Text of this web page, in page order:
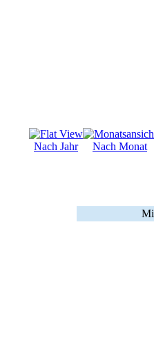
Nach Jahr Nach Monat